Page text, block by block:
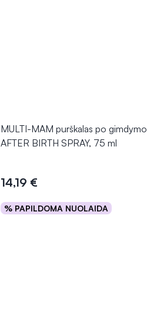
MULTI-MAM purškalas po gimdymo
AFTER BIRTH SPRAY, 75 ml
14,19 €
% PAPILDOMA NUOLAIDA
Į krepšelį